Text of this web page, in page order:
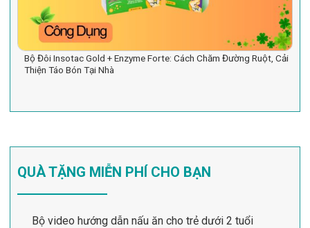
Bộ Đôi Insotac Gold + Enzyme Forte: Cách Chăm Đường Ruột, Cải
Thiện Táo Bón Tại Nhà
QUÀ TẶNG MIỄN PHÍ CHO BẠN
Bộ video hướng dẫn nấu ăn cho trẻ dưới 2 tuổi